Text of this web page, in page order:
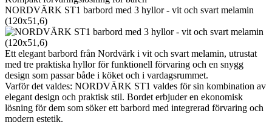
NORDVÄRK ST1 barbord med 3 hyllor - vit och svart melamin
(120x51,6)
Ett elegant barbord från Nordvärk i vit och svart melamin, utrustat
med tre praktiska hyllor för funktionell förvaring och en snygg
design som passar både i köket och i vardagsrummet.
Varför det valdes: NORDVÄRK ST1 valdes för sin kombination av
elegant design och praktisk stil. Bordet erbjuder en ekonomisk
lösning för dem som söker ett barbord med integrerad förvaring och
modern estetik.